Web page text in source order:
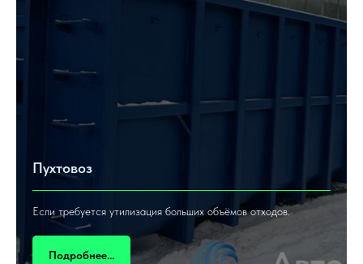
Пухтовоз
Если требуется утилизация больших объёмов отходов.
Подробнее...